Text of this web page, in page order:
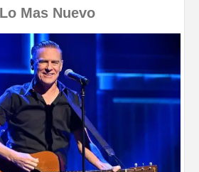
Lo Mas Nuevo